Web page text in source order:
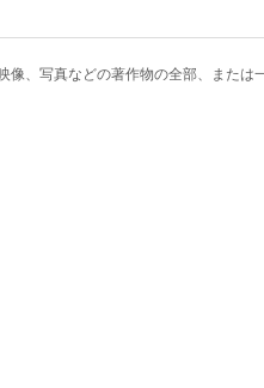
像、写真などの著作物の全部、または